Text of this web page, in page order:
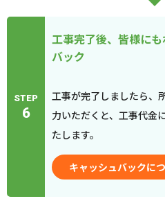
STEP
6
工事完了後、皆様に
バック
工事が完了しましたら、
力いただくと、工事代金
たします。
キャッシュバックに